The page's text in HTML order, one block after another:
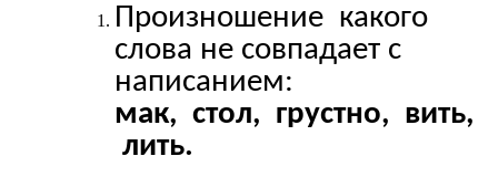
Произношение какого
слова не совпадает с
написанием:
мак, стол, грустно, вить,
лить.